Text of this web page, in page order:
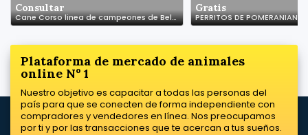
Consultar
Cane Corso linea de campeones de Belleza
Gratis
PERRITOS DE POMERANIAN
Plataforma de mercado de animales
online Nº 1
Nuestro objetivo es capacitar a todas las personas del
país para que se conecten de forma independiente con
compradores y vendedores en línea. Nos preocupamos
por ti y por las transacciones que te acercan a tus sueños.